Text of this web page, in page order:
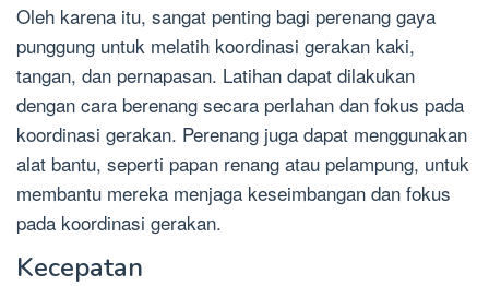
Oleh karena itu, sangat penting bagi perenang gaya
punggung untuk melatih koordinasi gerakan kaki,
tangan, dan pernapasan. Latihan dapat dilakukan
dengan cara berenang secara perlahan dan fokus pada
koordinasi gerakan. Perenang juga dapat menggunakan
alat bantu, seperti papan renang atau pelampung, untuk
membantu mereka menjaga keseimbangan dan fokus
pada koordinasi gerakan.
Kecepatan